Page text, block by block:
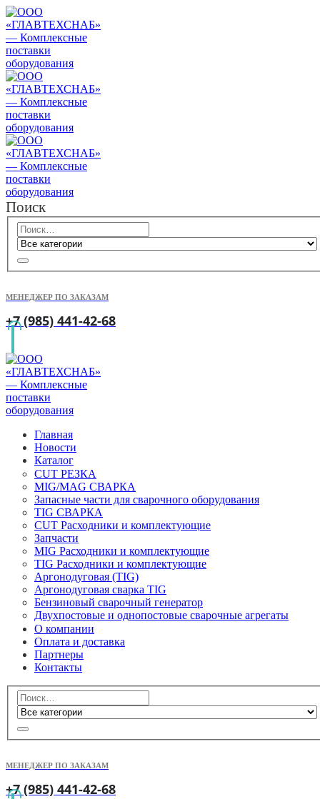
Поиск
МЕНЕДЖЕР ПО ЗАКАЗАМ
+7 (985) 441-42-68
Главная
Новости
Каталог
CUT РЕЗКА
MIG/MAG СВАРКА
Запасные части для сварочного оборудования
TIG СВАРКА
CUT Расходники и комплектующие
Запчасти
MIG Расходники и комплектующие
TIG Расходники и комплектующие
Аргонодуговая (TIG)
Аргонодуговая сварка TIG
Бензиновый сварочный генератор
Двухпостовые и однопостовые сварочные агрегаты
О компании
Оплата и доставка
Партнеры
Контакты
МЕНЕДЖЕР ПО ЗАКАЗАМ
+7 (985) 441-42-68